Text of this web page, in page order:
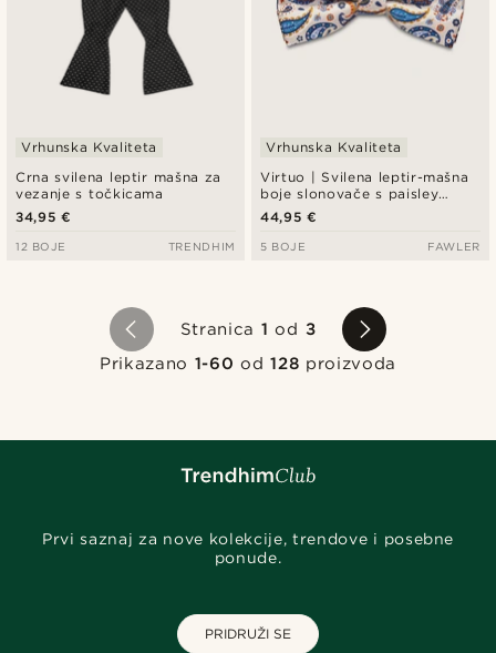
Crna svilena leptir mašna za
vezanje s točkicama
Vrhunska Kvaliteta
34,95 €
12 BOJE TRENDHIM
Virtuo | Svilena leptir-mašna
boje slonovače s paisley
uzorkom
Vrhunska Kvaliteta
44,95 €
5 BOJE FAWLER
Stranica 1 od 3
Prikazano 1-60 od128 proizvoda
Prvi saznaj za nove kolekcije, trendove i posebne
ponude.
PRIDRUŽI SE